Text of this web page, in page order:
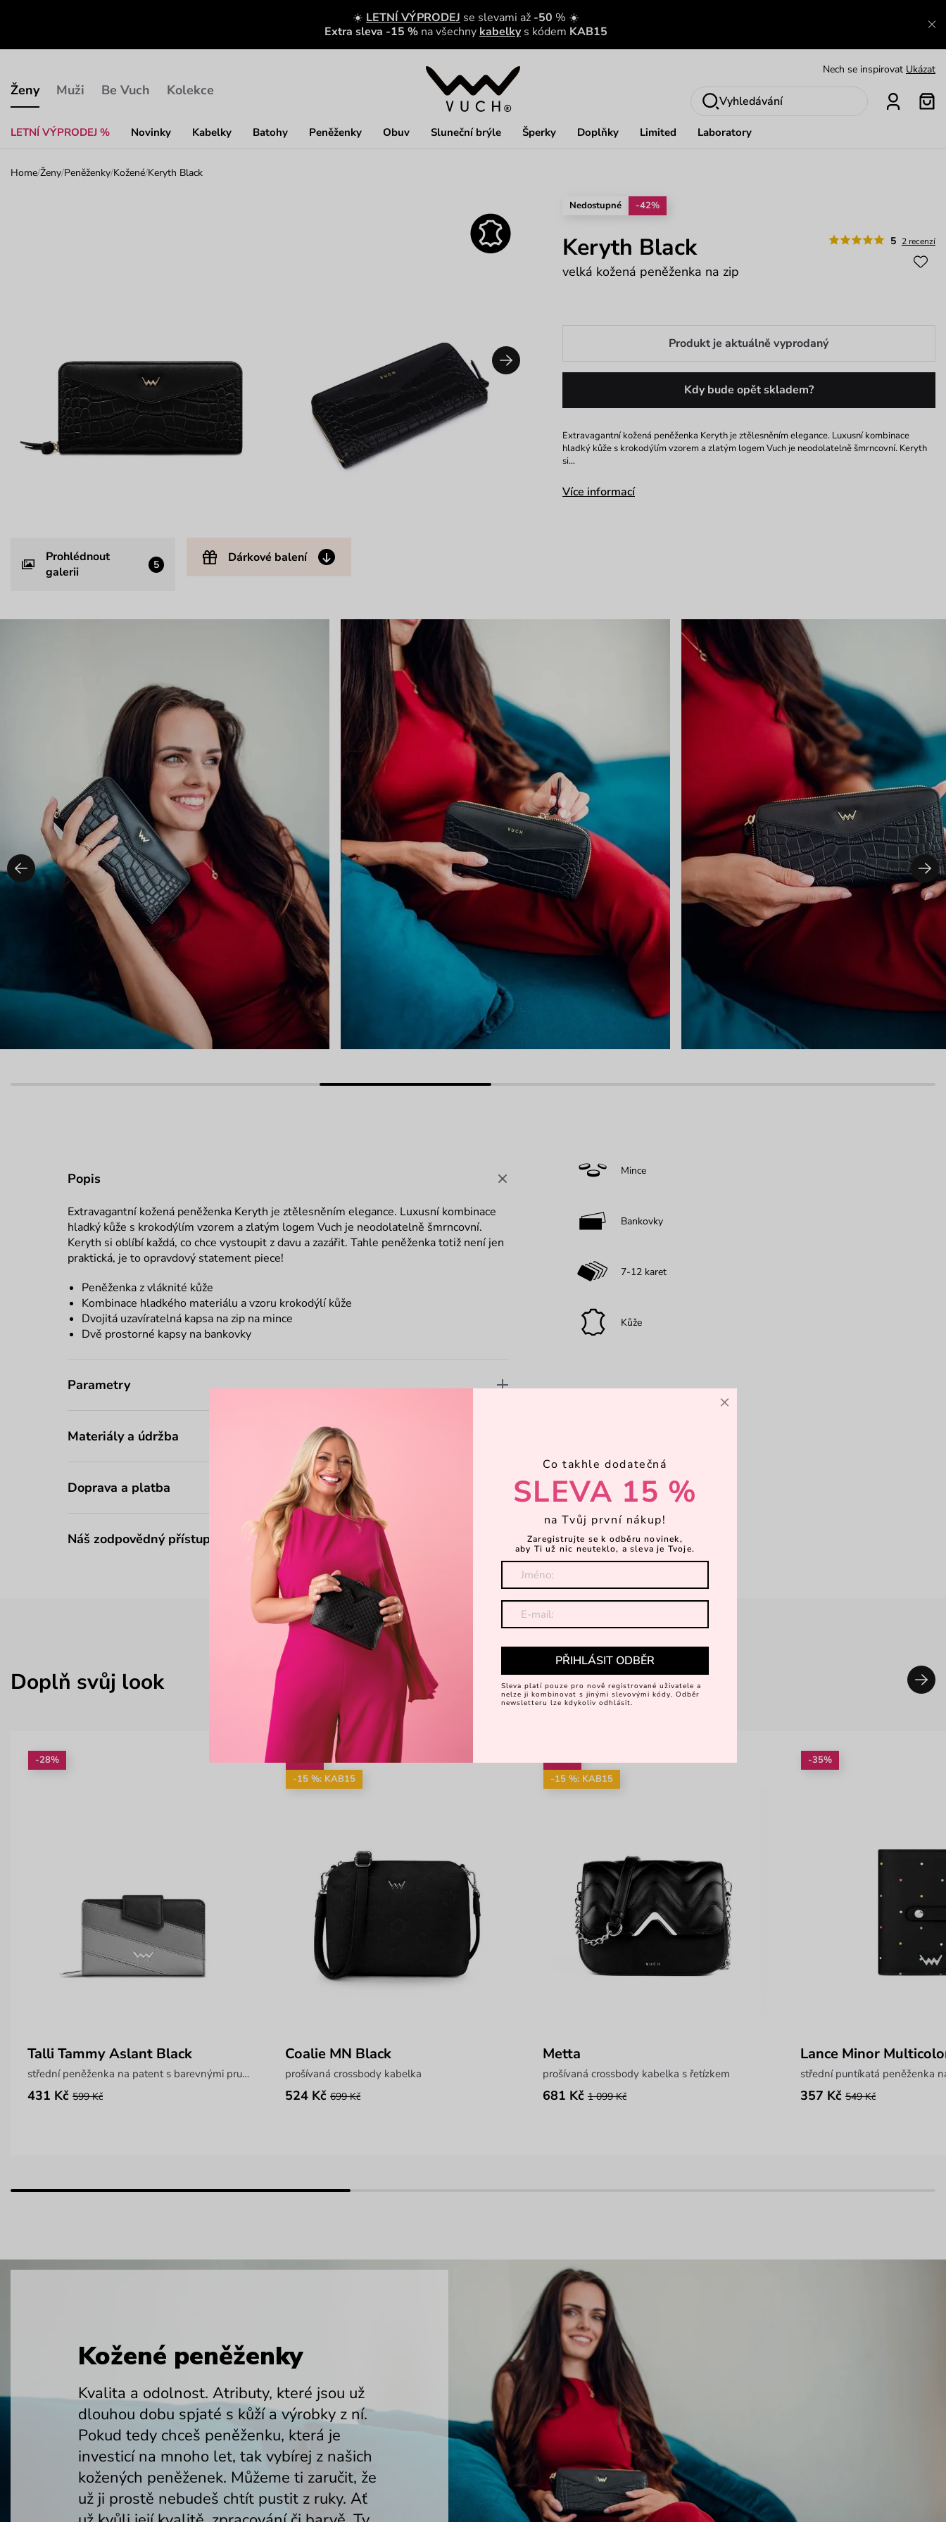
☀️ LETNÍ VÝPRODEJ se slevami až -50 % ☀️
Extra sleva -15 % na všechny kabelkys kódem KAB15
Ženy
LETNÍ VÝPRODEJ % Novinky Kabelky Batohy Peněženky Obuv Sluneční brýle Šperky Doplňky Limited Laboratory
Muži Be Vuch Kolekce
Nech se inspirovat Ukázat
Vyhledávání
Home/Ženy/Peněženky/Kožené/Keryth Black
Prohlédnout
galerii
5 Dárkové balení
Nedostupné -42%
5 2 recenzí
Keryth Black
velká kožená peněženka na zip
Produkt je aktuálně vyprodaný
Kdy bude opět skladem?
Extravagantní kožená peněženka Keryth je ztělesněním elegance. Luxusní kombinace
hladký kůže s krokodýlím vzorem a zlatým logem Vuch je neodolatelně šmrncovní. Keryth
si…
Více informací
Popis
Extravagantní kožená peněženka Keryth je ztělesněním elegance. Luxusní kombinace
hladký kůže s krokodýlím vzorem a zlatým logem Vuch je neodolatelně šmrncovní.
Keryth si oblíbí každá, co chce vystoupit z davu a zazářit. Tahle peněženka totiž není jen
praktická, je to opravdový statement piece!
Peněženka z vláknité kůže
Kombinace hladkého materiálu a vzoru krokodýlí kůže
Dvojitá uzavíratelná kapsa na zip na mince
Dvě prostorné kapsy na bankovky
Parametry
Materiály a údržba
Doprava a platba
Náš zodpovědný přístup
Mince
Bankovky
7-12 karet
Kůže
Doplň svůj look
-28%
Talli Tammy Aslant Black
střední peněženka na patent s barevnými pruhy
431 Kč 599 Kč
-25%
-15 %: KAB15
Coalie MN Black
prošívaná crossbody kabelka
524 Kč 699 Kč
-38%
-15 %: KAB15
Metta
prošívaná crossbody kabelka s řetízkem
681 Kč 1 099 Kč
-35%
Lance Minor
střední puntíkatá peněženka
357 Kč 549 Kč
Kožené peněženky
Kvalita a odolnost. Atributy, které jsou už
dlouhou dobu spjaté s kůží a výrobky z ní.
Pokud tedy chceš peněženku, která je
investicí na mnoho let, tak vybírej z našich
kožených peněženek. Můžeme ti zaručit, že
už ji prostě nebudeš chtít pustit z ruky. Ať
×
Co takhle dodatečná
SLEVA 15 %
na Tvůj první nákup!
Zaregistrujte se k odběru novinek,
aby Ti už nic neuteklo, a sleva je Tvoje.
PŘIHLÁSIT ODBĚR
Sleva platí pouze pro nově registrované uživatele a
nelze ji kombinovat s jinými slevovými kódy. Odběr
newsletteru lze kdykoliv odhlásit.